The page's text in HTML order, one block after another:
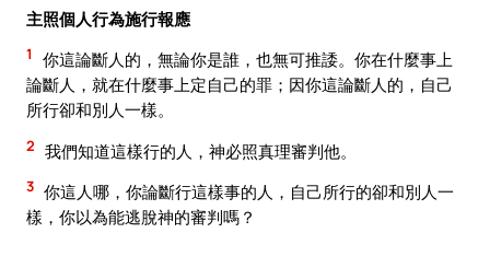
主照個人行為施行報應
1
你這論斷人的，無論你是誰，也無可推諉。你在什麼事上
論斷人，就在什麼事上定自己的罪；因你這論斷人的，自己
所行卻和別人一樣。
2 我們知道這樣行的人，神必照真理審判他。
3 你這人哪，你論斷行這樣事的人，自己所行的卻和別人一
樣，你以為能逃脫神的審判嗎？